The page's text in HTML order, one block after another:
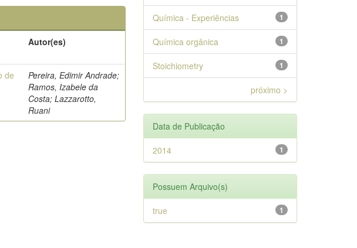
Autor(es)
de
Pereira, Edimir Andrade;
Ramos, Izabele da
Costa; Lazzarotto,
Ruani
1
Química - Experiências
1
Química orgânica
1
Stoichiometry
próximo >
Data de Publicação
1
2014
Possuem Arquivo(s)
1
true